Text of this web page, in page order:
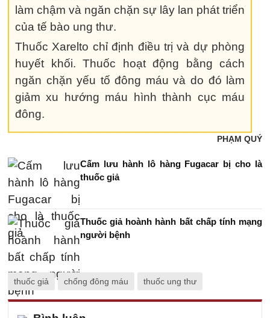
làm chậm và ngăn chặn sự lây lan phát triển
của tế bào ung thư.
Thuốc Xarelto chỉ định điều trị và dự phòng
huyết khối. Thuốc hoạt động bằng cách
ngăn chặn yếu tố đông máu và do đó làm
giảm xu hướng máu hình thành cục máu
đông.
PHẠM QUÝ
Cấm lưu hành lô hàng Fugacar bị cho là
thuốc giả
Thuốc giả hoành hành bất chấp tính mạng
người bệnh
thuốc giả chống đông máu thuốc ung thư